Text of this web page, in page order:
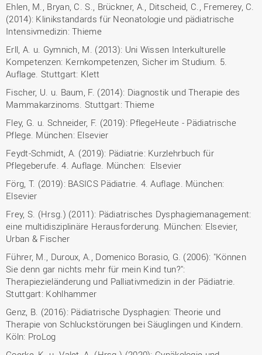
Ehlen, M., Bryan, C. S., Brückner, A., Ditscheid, C., Fremerey, C.
(2014): Klinikstandards für Neonatologie und pädiatrische
Intensivmedizin: Thieme
Erll, A. u. Gymnich, M. (2013): Uni Wissen Interkulturelle
Kompetenzen: Kernkompetenzen, Sicher im Studium. 5.
Auflage. Stuttgart: Klett
Fischer, U. u. Baum, F. (2014): Diagnostik und Therapie des
Mammakarzinoms. Stuttgart: Thieme
Fley, G. u. Schneider, F. (2019): PflegeHeute - Pädiatrische
Pflege. München: Elsevier
Feydt-Schmidt, A. (2019): Pädiatrie: Kurzlehrbuch für
Pflegeberufe. 4. Auflage. München: Elsevier
Förg, T. (2019): BASICS Pädiatrie. 4. Auflage. München:
Elsevier
Frey, S. (Hrsg.) (2011): Pädiatrisches Dysphagiemanagement:
eine multidisziplinäre Herausforderung. München: Elsevier,
Urban & Fischer
Führer, M., Duroux, A., Domenico Borasio, G. (2006): "Können
Sie denn gar nichts mehr für mein Kind tun?":
Therapiezieländerung und Palliativmedizin in der Pädiatrie.
Stuttgart: Kohlhammer
Genz, B. (2016): Pädiatrische Dysphagien: Theorie und
Therapie von Schluckstörungen bei Säuglingen und Kindern.
Köln: ProLog